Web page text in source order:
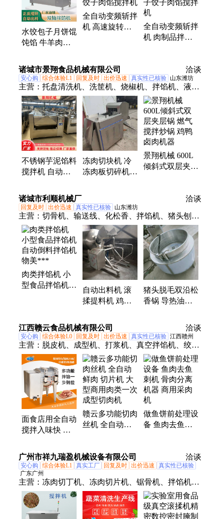
清洗机、笋干蒸煮机、高压清洗机、竹笋蒸煮机、鸡
爪蒸煮机、蔬菜漂烫机、玉米清洗机、巴氏杀菌机、
低温杀菌机、蘑菇清洗机
水饺包子月饼馄
饨馅 牛羊肉丸
馅机
全自动变频斩拌
机 高速旋转肉
全自动变频斩拌
机 肉制品拌馅
诸城市景翔食品机械有限公司
洽谈
安心购 综合体验L1 回复及时 出价迅速 真实性已核验 山东潍坊
主营： 托盘清洗机、洗筐机、烧椒机、拌馅机、液化
气烧毛机、毛刷清洗机、绞肉机、香肠加工设备、风
干流水线、食品杀菌设备、真空滚揉机、斩拌机、盐
水注射机、水平切片机、鲜肉切条机
不锈钢芋泥馅料
搅拌机 自动倒
馅料拌馅机器
景翔牌
冻肉切块机 冷
冻肉板切碎机
景翔机械 600L
倾斜式双层夹层
诸城市利顺机械厂 洽谈
回复及时 出价迅速 真实性已核验 山东潍坊
主营： 切骨机、输送线、化松香、拌馅机、猪头刨、
毛设备、剁骨机、猪蹄去、分段锯、分割机、加热
方、吊猪脚、上料机、鱼糜机、猪刨毛、鸡鸭鹅、腌
制机、分割锯、料斗车、洗肠机、甩油机、链子管、
切块机、蒸煮锅、刨毛机、猪头脱
肉类拌馅机 小
型食品拌馅机
自动出料机 滚
揉提料机 鸡柳
机
猪头脱毛双沿松
香锅 导热油款
锅包教会使用
江西赣云食品机械有限公司 洽谈
安心购 综合体验L0 回复及时 出价迅速 真实性已核验 江西赣州
主营： 脱皮机、成型机、打浆机、真空拌馅机、绞肉
机、切肉机、切菜机、分半机、剪尾机、肉丸机、刨
肉机、火腿肠、灭菌水槽、去鱼刺机、汉堡肉饼、涡
流清洗机、萝卜剥皮机、鱼糜精滤机、盐水注射机、
双加热水槽、肉丸包心机、砍排骨机器、牛肉去筋
膜、鱼肉采肉机、真空包装机、商用冻肉绞肉
面食店用全自动
搅拌入味快 自
机
赣云多功能切肉
丝机 全自动鲜
型切肉机
做鱼饼前处理设
备 鱼肉去鱼刺
广州市祥九瑞盈机械设备有限公司
洽谈
安心购 综合体验L1 真实工厂 回复及时 出价迅速
真实性已核验
广东广州
主营： 冻肉切丁机、冻肉切片机、锯骨机、拌馅机、
砍排机、商用切菜机、真空包装机、净菜加工生产
线、厨房无刀化设备